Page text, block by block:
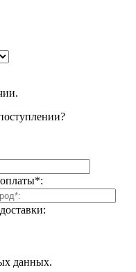
данных.